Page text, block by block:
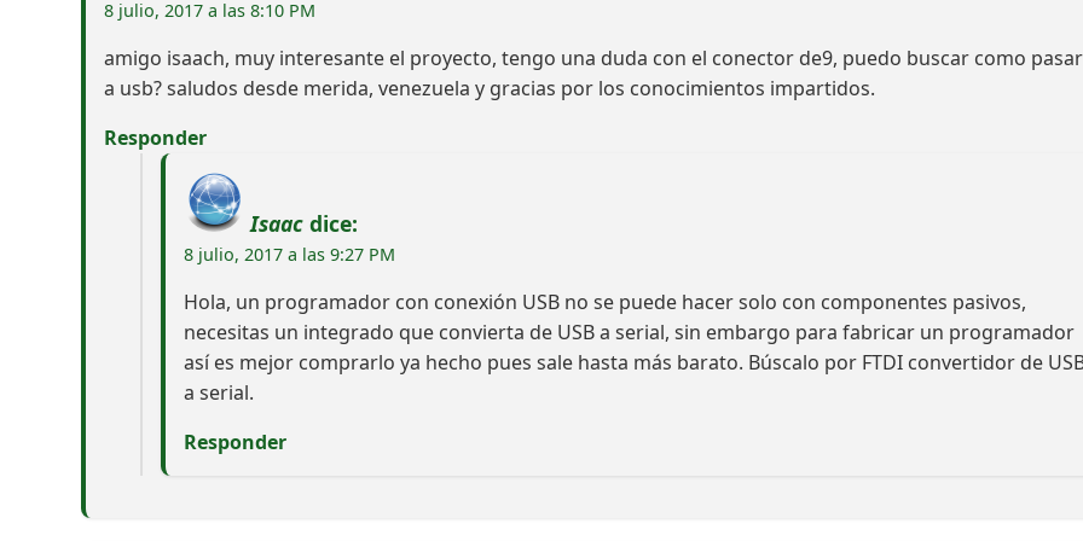
8 julio, 2017 a las 8:10 PM
amigo isaach, muy interesante el proyecto, tengo una duda con el conector de9, puedo buscar como
a usb? saludos desde merida, venezuela y gracias por los conocimientos impartidos.
Responder
Isaac dice:
8 julio, 2017 a las 9:27 PM
Hola, un programador con conexión USB no se puede hacer solo con componentes pasivos,
necesitas un integrado que convierta de USB a serial, sin embargo para fabricar un programador
así es mejor comprarlo ya hecho pues sale hasta más barato. Búscalo por FTDI convertidor de
a serial.
Responder